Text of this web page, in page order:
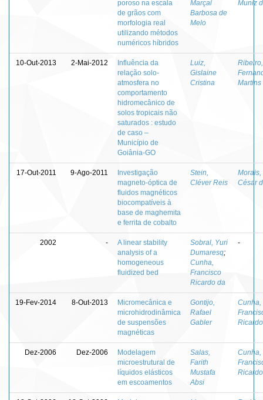
poroso na escala
de grãos com
morfologia real
utilizando métodos
numéricos híbridos
Marçal
Barbosa de
Melo
Muniz
10-Out-2013 2-Mai-2012
Influência da
relação solo-
atmosfera no
comportamento
hidromecânico de
solos tropicais não
saturados : estudo
de caso –
Município de
Goiânia-GO
Luiz,
Gislaine
Cristina
Martins
17-Out-2011 9-Ago-2011
Investigação
magneto-óptica de
fluidos magnéticos
biocompatíveis à
base de maghemita
e ferrita de cobalto
Stein,
Cléver Reis
Morais,
César
2002 -
A linear stability
analysis of a
homogeneous
fluidized bed
Sobral, Yuri
Dumaresq;
Cunha,
Francisco
Ricardo da
-
19-Fev-2014 8-Out-2013
Micromecânica e
microhidrodinâmica
de suspensões
magnéticas
Gontijo,
Rafael
Gabler
Cunha,
Dez-2006 Dez-2006
Modelagem
microestrutural de
líquidos elásticos
em escoamentos
Salas,
Farith
Mustafa
Absi
Cunha,